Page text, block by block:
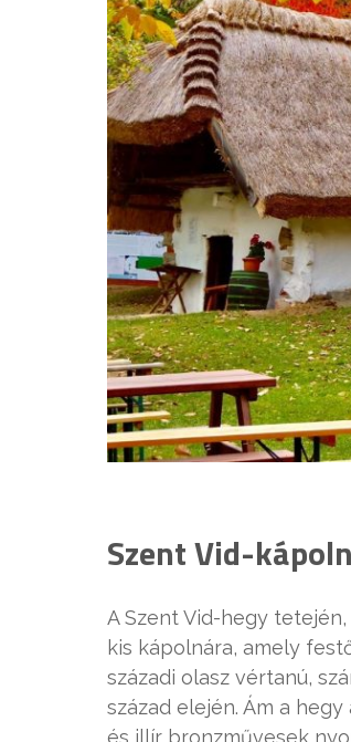
Szent Vid-
A Szent Vid-hegy
kis kápolnára, amely
századi olasz vértanú,
század elején. Ám a
és illír bronzművesek